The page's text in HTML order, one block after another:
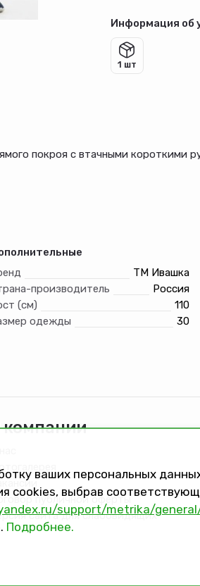
Информация об
1 шт
покроя с втачными короткими
прямые, пояс цельнокроенный на
ТМ Ивашка
производитель
Россия
(см)
110
одежды
30
компании
публичной оферты
сайта для слабовидящих
ваших персональных
cookies, выбрав
support/metrika/
Подробнее.